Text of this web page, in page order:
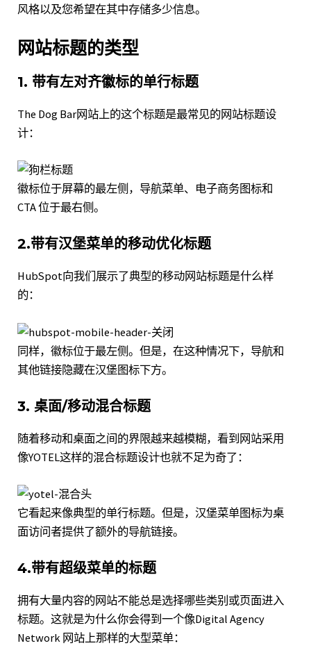
风格以及您希望在其中存储多少信息。
网站标题的类型
1. 带有左对齐徽标的单行标题
The Dog Bar网站上的这个标题是最常见的网站标题设
计：
徽标位于屏幕的最左侧，导航菜单、电子商务图标和
CTA 位于最右侧。
2.带有汉堡菜单的移动优化标题
HubSpot向我们展示了典型的移动网站标题是什么样
的：
同样，徽标位于最左侧。但是，在这种情况下，导航和
其他链接隐藏在汉堡图标下方。
3. 桌面/移动混合标题
随着移动和桌面之间的界限越来越模糊，看到网站采用
像YOTEL这样的混合标题设计也就不足为奇了：
它看起来像典型的单行标题。但是，汉堡菜单图标为桌
面访问者提供了额外的导航链接。
4.带有超级菜单的标题
拥有大量内容的网站不能总是选择哪些类别或页面进入
标题。这就是为什么你会得到一个像Digital Agency
Network 网站上那样的大型菜单：